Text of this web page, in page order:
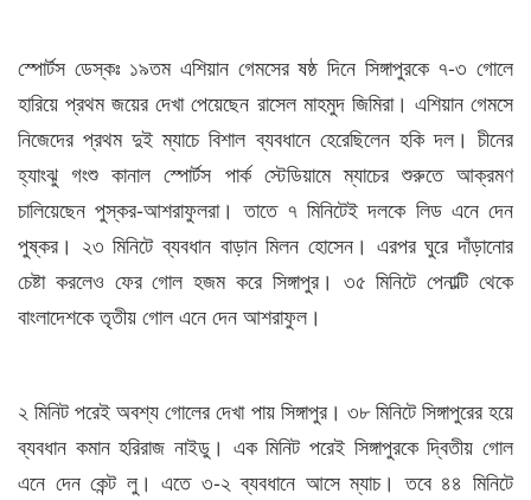
স্পোর্টস ডেস্কঃ ১৯তম এশিয়ান গেমসের ষষ্ঠ দিনে সিঙ্গাপুরকে ৭-৩ গোলে
হারিয়ে প্রথম জয়ের দেখা পেয়েছেন রাসেল মাহমুদ জিমিরা। এশিয়ান গেমসে
নিজেদের প্রথম দুই ম্যাচে বিশাল ব্যবধানে হেরেছিলেন হকি দল। চীনের
হ্যাংঝু গংশু কানাল স্পোর্টস পার্ক স্টেডিয়ামে ম্যাচের শুরুতে আক্রমণ
চালিয়েছেন পুস্কর-আশরাফুলরা। তাতে ৭ মিনিটেই দলকে লিড এনে দেন
পুষ্কর। ২৩ মিনিটে ব্যবধান বাড়ান মিলন হোসেন। এরপর ঘুরে দাঁড়ানোর
চেষ্টা করলেও ফের গোল হজম করে সিঙ্গাপুর। ৩৫ মিনিটে পেনাল্টি থেকে
বাংলাদেশকে তৃতীয় গোল এনে দেন আশরাফুল।
২ মিনিট পরেই অবশ্য গোলের দেখা পায় সিঙ্গাপুর। ৩৮ মিনিটে সিঙ্গাপুরের হয়ে
ব্যবধান কমান হরিরাজ নাইডু। এক মিনিট পরেই সিঙ্গাপুরকে দ্বিতীয় গোল
এনে দেন কেন্ট লু। এতে ৩-২ ব্যবধানে আসে ম্যাচ। তবে ৪৪ মিনিটে